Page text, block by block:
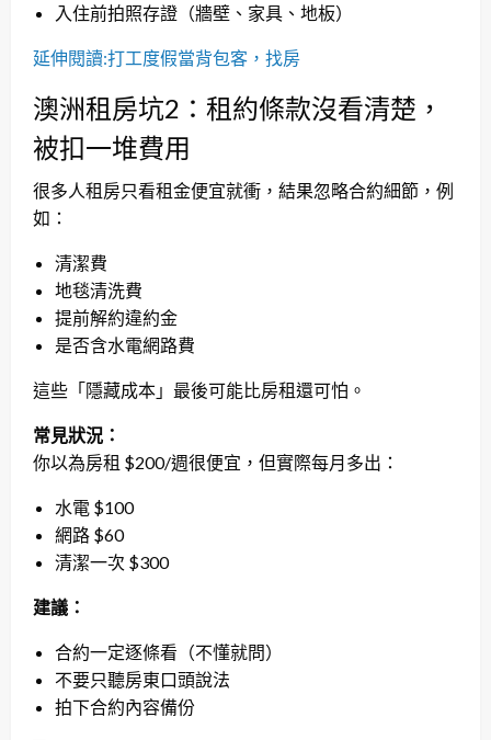
入住前拍照存證（牆壁、家具、地板）
延伸閱讀:打工度假當背包客，找房
澳洲租房坑2：租約條款沒看清楚，
被扣一堆費用
很多人租房只看租金便宜就衝，結果忽略合約細節，例
如：
清潔費
地毯清洗費
提前解約違約金
是否含水電網路費
這些「隱藏成本」最後可能比房租還可怕。
常見狀況：
你以為房租 $200/週很便宜，但實際每月多出：
水電 $100
網路 $60
清潔一次 $300
建議：
合約一定逐條看（不懂就問）
不要只聽房東口頭說法
拍下合約內容備份